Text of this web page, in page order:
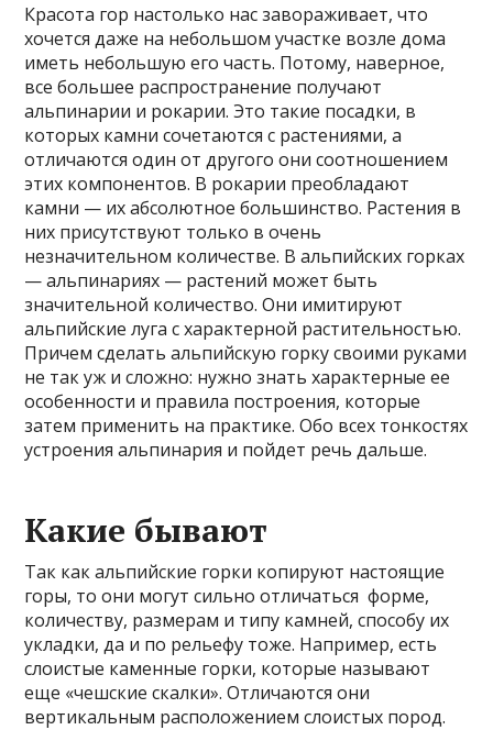
Красота гор настолько нас завораживает, что
хочется даже на небольшом участке возле дома
иметь небольшую его часть. Потому, наверное,
все большее распространение получают
альпинарии и рокарии. Это такие посадки, в
которых камни сочетаются с растениями, а
отличаются один от другого они соотношением
этих компонентов. В рокарии преобладают
камни — их абсолютное большинство. Растения в
них присутствуют только в очень
незначительном количестве. В альпийских горках
— альпинариях — растений может быть
значительной количество. Они имитируют
альпийские луга с характерной растительностью.
Причем сделать альпийскую горку своими руками
не так уж и сложно: нужно знать характерные ее
особенности и правила построения, которые
затем применить на практике. Обо всех тонкостях
устроения альпинария и пойдет речь дальше.
Какие бывают
Так как альпийские горки копируют настоящие
горы, то они могут сильно отличаться форме,
количеству, размерам и типу камней, способу их
укладки, да и по рельефу тоже. Например, есть
слоистые каменные горки, которые называют
еще «чешские скалки». Отличаются они
вертикальным расположением слоистых пород.